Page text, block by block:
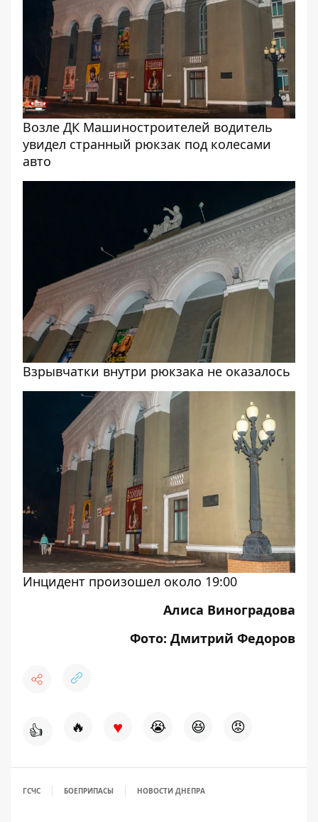
Возле ДК Машиностроителей водитель
увидел странный рюкзак под колесами
авто
Взрывчатки внутри рюкзака не оказалось
Инцидент произошел около 19:00
Алиса Виноградова
Фото: Дмитрий Федоров
👍 🔥 ♥ 😭 😆 😡
ГСЧС БОЕПРИПАСЫ НОВОСТИ ДНЕПРА